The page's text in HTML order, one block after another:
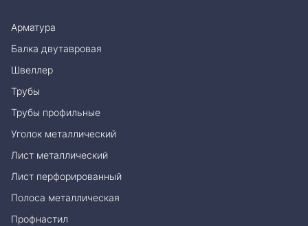
Арматура
Балка двутавровая
Швеллер
Трубы
Трубы профильные
Уголок металлический
Лист металлический
Лист перфорированный
Полоса металлическая
Профнастил